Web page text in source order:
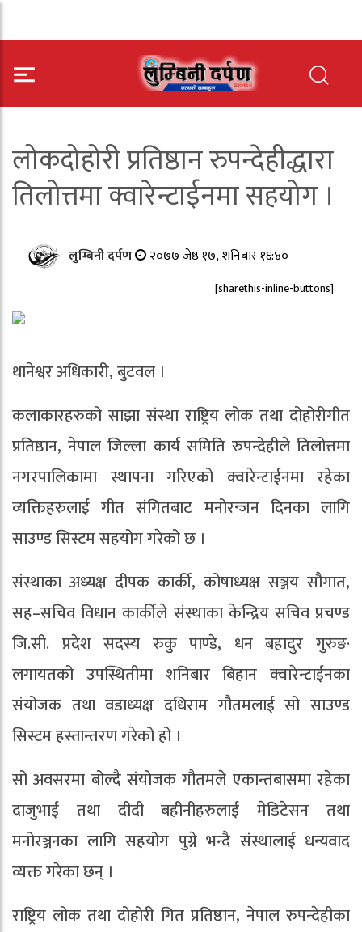
लोकदोहोरी प्रतिष्ठान रुपन्देहीद्धारा
तिलोत्तमा क्वारेन्टाईनमा सहयोग ।
लुम्बिनी दर्पण २०७७ जेष्ठ १७, शनिबार १६:४०
[sharethis-inline-buttons]
थानेश्वर अधिकारी, बुटवल ।
कलाकारहरुको साझा संस्था राष्ट्रिय लोक तथा दोहोरीगीत
प्रतिष्ठान, नेपाल जिल्ला कार्य समिति रुपन्देहीले तिलोत्तमा
नगरपालिकामा स्थापना गरिएको क्वारेन्टाईनमा रहेका
व्यक्तिहरुलाई गीत संगितबाट मनोरन्जन दिनका लागि
साउण्ड सिस्टम सहयोग गरेको छ ।
संस्थाका अध्यक्ष दीपक कार्की, कोषाध्यक्ष सञ्जय सौगात,
सह–सचिव विधान कार्कीले संस्थाका केन्द्रिय सचिव प्रचण्ड
जि.सी. प्रदेश सदस्य रुकु पाण्डे, धन बहादुर गुरुङ·
लगायतको उपस्थितीमा शनिबार बिहान क्वारेन्टाईनका
संयोजक तथा वडाध्यक्ष दधिराम गौतमलाई सो साउण्ड
सिस्टम हस्तान्तरण गरेको हो ।
सो अवसरमा बोल्दै संयोजक गौतमले एकान्तबासमा रहेका
दाजुभाई तथा दीदी बहीनीहरुलाई मेडिटेसन तथा
मनोरञ्जनका लागि सहयोग पुग्ने भन्दै संस्थालाई धन्यवाद
व्यक्त गरेका छन् ।
राष्ट्रिय लोक तथा दोहोरी गित प्रतिष्ठान, नेपाल रुपन्देहीका